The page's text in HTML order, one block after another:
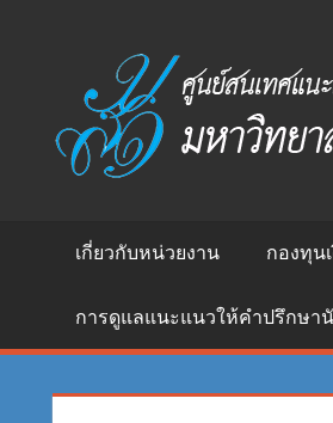
สนเทศ
แนะแนว
การ
ศึกษา
อาชีพ
เกี่ยวกับหน่วยงาน กองทุน
การดูแลแนะแนวให้คำปรึกษา